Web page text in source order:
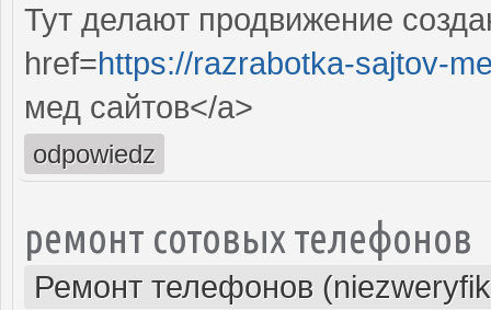
Тут делают продвижение
href=https://razrabotka-sajtov-
мед сайтов</a>
odpowiedz
ремонт сотовых телефонов
Ремонт телефонов